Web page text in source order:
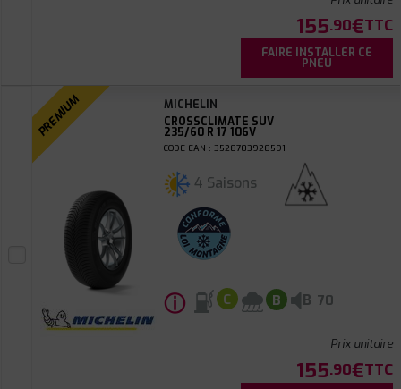
155.90€TTC
FAIRE INSTALLER CE
PNEU
PREMIUM
MICHELIN
CROSSCLIMATE SUV
235/60 R 17 106V
CODE EAN : 3528703928591
4 Saisons
ⓘ C B B 70
Prix unitaire
155.90€TTC